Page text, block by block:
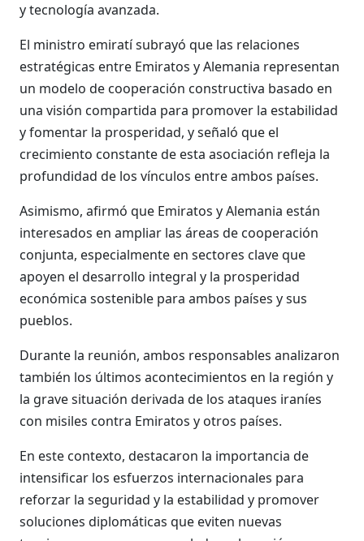
y tecnología avanzada.
El ministro emiratí subrayó que las relaciones
estratégicas entre Emiratos y Alemania representan
un modelo de cooperación constructiva basado en
una visión compartida para promover la estabilidad
y fomentar la prosperidad, y señaló que el
crecimiento constante de esta asociación refleja la
profundidad de los vínculos entre ambos países.
Asimismo, afirmó que Emiratos y Alemania están
interesados en ampliar las áreas de cooperación
conjunta, especialmente en sectores clave que
apoyen el desarrollo integral y la prosperidad
económica sostenible para ambos países y sus
pueblos.
Durante la reunión, ambos responsables analizaron
también los últimos acontecimientos en la región y
la grave situación derivada de los ataques iraníes
con misiles contra Emiratos y otros países.
En este contexto, destacaron la importancia de
intensificar los esfuerzos internacionales para
reforzar la seguridad y la estabilidad y promover
soluciones diplomáticas que eviten nuevas